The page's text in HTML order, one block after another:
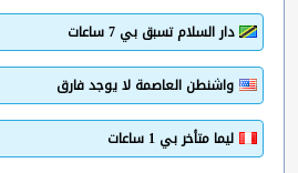
دار السلام تسبق بي 7 ساعات
واشنطن العاصمة لا يوجد فارق
ليما متأخر بي 1 ساعات